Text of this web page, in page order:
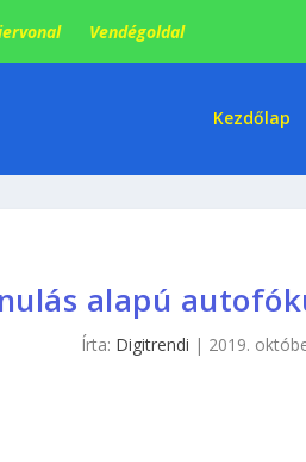
Vendégoldal
Kezdőlap
alapú
Írta: Digitrendi | 2019.